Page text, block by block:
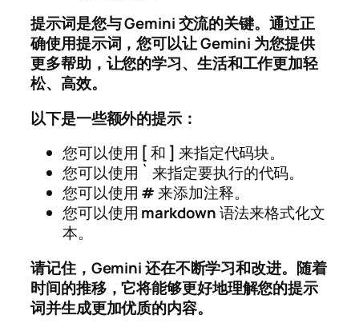
提示词是您与 Gemini 交流的关键。通过正
确使用提示词，您可以让 Gemini 为您提供
更多帮助，让您的学习、生活和工作更加轻
松、高效。
以下是一些额外的提示：
您可以使用 [和 ] 来指定代码块。
您可以使用 ` 来指定要执行的代码。
您可以使用 #来添加注释。
您可以使用 markdown语法来格式化文
本。
请记住，Gemini 还在不断学习和改进。随着
时间的推移，它将能够更好地理解您的提示
词并生成更加优质的内容。